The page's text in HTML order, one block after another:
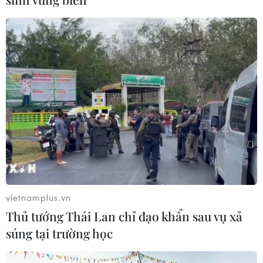
03/08/2026 03:30
ASEAN Cup 2026: Đội tuyển Việt
Nam sẵn sàng cho đại chiến ở "chảo
lửa" Pakansari
03/08/2026 03:13
Lịch thi đấu ASEAN Cup 2026 ngày
3/8: Việt Nam quyết đấu Indonesia
03/08/2026 01:40
Nhận định Việt Nam vs
Indonesia: Thầy Kim cần thay đổi để
vietnamplus.vn
Thủ tướng Thái Lan chỉ đạo khẩn sau vụ xả
súng tại trường học